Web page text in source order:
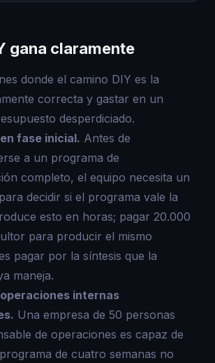
gana claramente
donde el camino DIY es la
correcta y gastar en un
desperdiciado.
fase inicial. Antes de
a un programa de
completo, el equipo necesita un
decidir si el programa vale la
esto en horas; pagar 20.000
para producir el mismo
pagar por la síntesis que la
maneja.
internas
Una empresa de 50 personas
de operaciones es capaz de
de cuatro semanas no